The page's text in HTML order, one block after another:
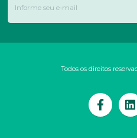
Todos os direitos